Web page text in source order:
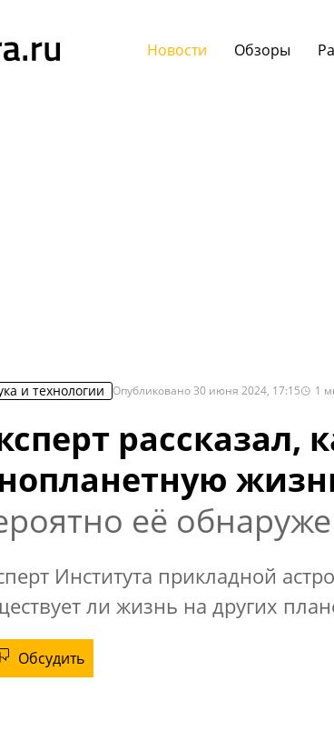
Новости Обзоры
и технологии Опубликовано30 июня 2024, 17:15 1
рассказал,
её
Института прикладной
ли жизнь на других
Обсудить